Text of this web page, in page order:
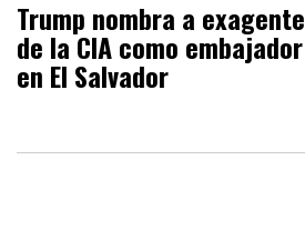
Trump nombra a exagente
de la CIA como embajador
en El Salvador